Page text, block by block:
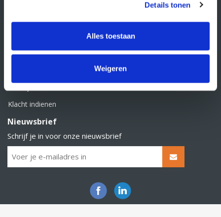
Details tonen
Alles toestaan
Weigeren
Retourbeleid
Klacht indienen
Nieuwsbrief
Schrijf je in voor onze nieuwsbrief